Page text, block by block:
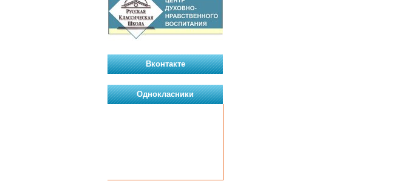
Вконтакте
Однокласники